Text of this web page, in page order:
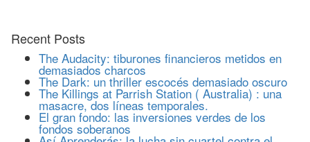
Recent Posts
The Audacity: tiburones financieros metidos en
demasiados charcos
The Dark: un thriller escocés demasiado oscuro
The Killings at Parrish Station ( Australia) : una
masacre, dos líneas temporales.
El gran fondo: las inversiones verdes de los
fondos soberanos